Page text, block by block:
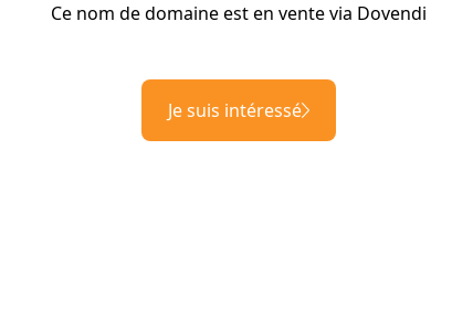
Ce nom de domaine est en vente via Dovendi
Je suis intéressé